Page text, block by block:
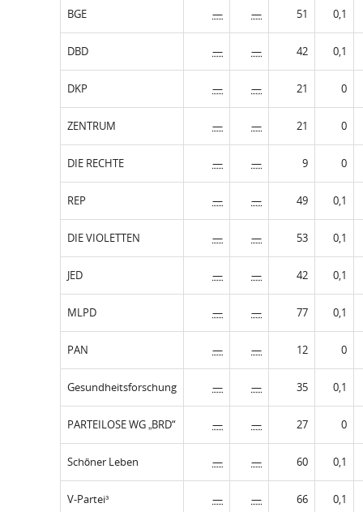
BGE — — 51 0,1
DBD — — 42 0,1
DKP — — 21 0
ZENTRUM — — 21 0
DIE RECHTE — — 9 0
REP — — 49 0,1
DIE VIOLETTEN — — 53 0,1
JED — — 42 0,1
MLPD — — 77 0,1
PAN — — 12 0
Gesundheitsforschung — — 35 0,1
PARTEILOSE WG „BRD“ — — 27 0
Schöner Leben — — 60 0,1
V-Partei³ — — 66 0,1